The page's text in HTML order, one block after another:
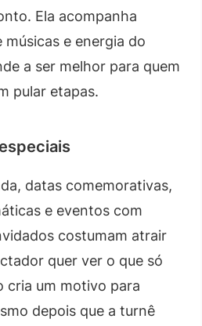
Ela acompanha
e energia do
a ser melhor para quem
pular etapas.
datas comemorativas,
e eventos com
costumam atrair
quer ver o que só
cria um motivo para
depois que a turnê